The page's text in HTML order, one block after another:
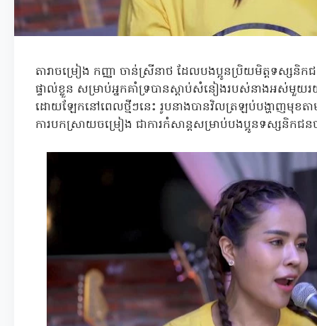
តារាចម្រៀង កញ្ញា ចាន់ស្រីនាថ ដែលបងប្អូនប្រិយមិត្តទស្សនិ
ផ្ទាល់ខ្លួន សម្រាប់អ្នកគាំទ្របានស្តាប់សំនៀងរបស់នាងអស់មួ
ដោយឡែកនៅពេលថ្មីៗនេះ រូបនាងបានវិលត្រឡប់បង្ហាញមុខ
ការបកស្រាយចម្រៀង ជាការកំសាន្តសម្រាប់បងប្អូនទស្សនិកជន